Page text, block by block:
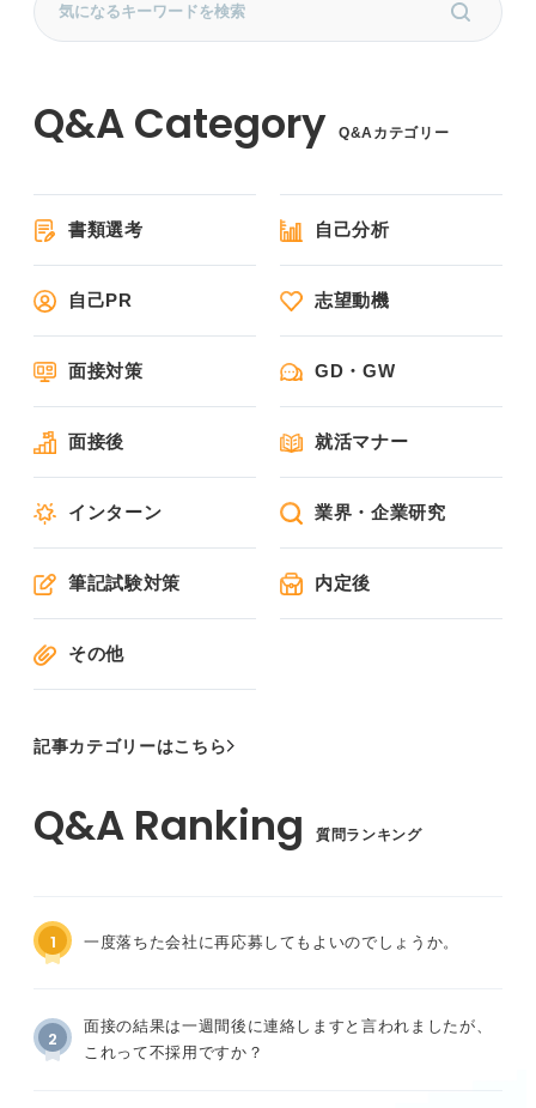
Q&Aカテゴリー
書類選考 自己分析
自己PR 志望動機
面接対策 GD・GW
面接後 就活マナー
インターン 業界・企業研究
筆記試験対策 内定後
その他
記事カテゴリーはこちら
質問ランキング
1 一度落ちた会社に再応募してもよいのでしょうか。
2
面接の結果は一週間後に連絡しますと言われましたが、
これって不採用ですか？